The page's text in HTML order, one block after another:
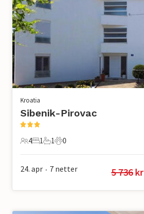
Kroatia
Sibenik-Pirovac
4 Gjester
4
1 Soverom
1
1 Bad
1
0 Kjæledyr
0
24. apr • 7 netter 5 736 kr